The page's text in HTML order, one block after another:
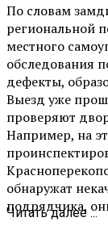
По словам
региональной
местного
обследования
дефекты,
Выезд уже
проверяют
Например, на
обнаружат
подрядчика,
Читать далее ...